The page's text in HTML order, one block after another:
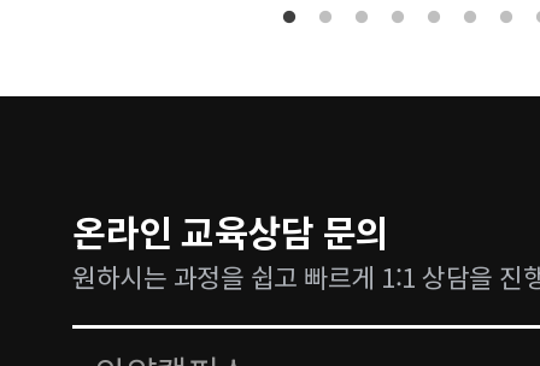
온라인 교육상담 문의
원하시는 과정을 쉽고 빠르게 1:1 상담을 진